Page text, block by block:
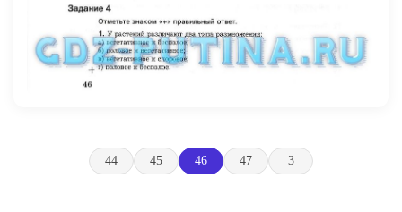
44 45 46 47 3